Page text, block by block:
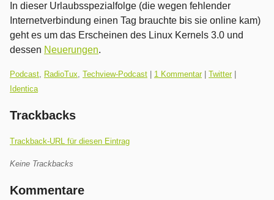
In dieser Urlaubsspezialfolge (die wegen fehlender
Internetverbindung einen Tag brauchte bis sie online kam)
geht es um das Erscheinen des Linux Kernels 3.0 und
dessen Neuerungen.
Kategorien:
Podcast, RadioTux, Techview-Podcast 1 Kommentar| Twitter|
Identica
Trackbacks
Trackback-URL für diesen Eintrag
Keine Trackbacks
Kommentare